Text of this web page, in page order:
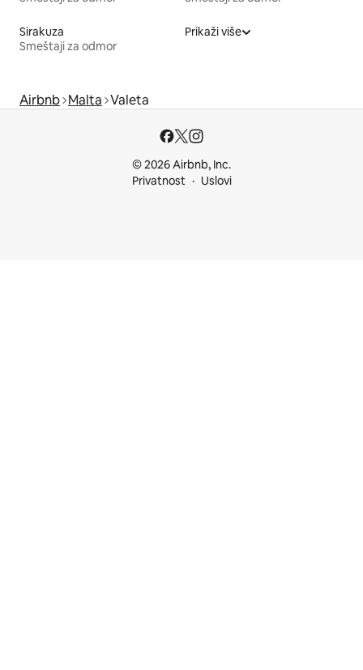
Sirakuza
Smeštaji za odmor
Prikaži više
Airbnb Malta Valeta
© 2026 Airbnb, Inc.
Privatnost
Uslovi